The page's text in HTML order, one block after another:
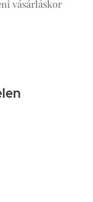
vásárláskor